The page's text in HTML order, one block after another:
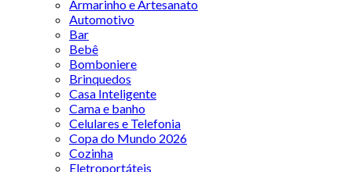
Armarinho e Artesanato
Automotivo
Bar
Bebê
Bomboniere
Brinquedos
Casa Inteligente
Cama e banho
Celulares e Telefonia
Copa do Mundo 2026
Cozinha
Eletroportáteis